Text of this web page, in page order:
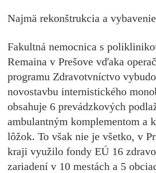
Najmä rekonštrukcia a vybavenie
Fakultná nemocnica s
Remaina v Prešove vďaka
programu Zdravotvníctvo
novostavbu internistického
obsahuje 6 prevádzkových
ambulantným komplementom a
lôžok. To však nie je všetko, v
kraji využilo fondy EÚ 16
zariadení v 10 mestách a 5